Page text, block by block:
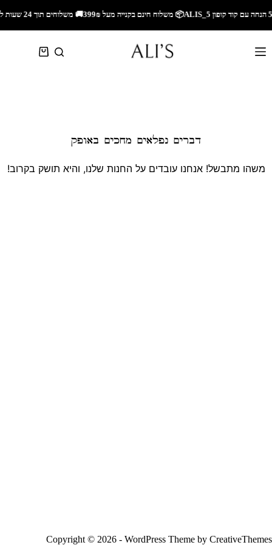
🚚 משלוחים תוך 24 שעות לאזור השרון🚚 משלוחים מהירים לכל הארץ🎁 5% הנחה עם קוד קופון ALIS_5📦 משלוח חינם בקנייה מעל 299₪
דברים נפלאים מחכים באופק
משהו מתבשל! אנחנו עובדים על החנות שלנו, והיא תושק בקרוב!
Copyright © 2026 - WordPress Theme by CreativeThemes